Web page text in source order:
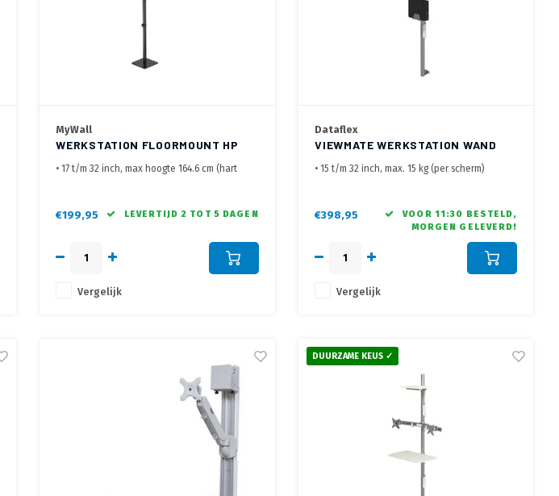
MyWall
WERKSTATION FLOORMOUNT HP
124
• 17 t/m 32 inch, max hoogte 164.6 cm (hart
schroeven
• 2x 17 tot max. 32 inch monitor met een
€199,95 LEVERTIJD 2 TOT 5 DAGEN
Vergelijk
Dataflex
VIEWMATE WERKSTATION WAND
732
• 15 t/m 32 inch, max. 15 kg (per scherm)
• De thin client-houder is geschikt voor Pc's
met een dikte van 42 tot 65 mm
• Afstand wand tot achterzijde monitor 175 mm
€398,95
VOOR 11:30 BESTELD,
MORGEN GELEVERD!
Vergelijk
DUURZAME KEUS ✓